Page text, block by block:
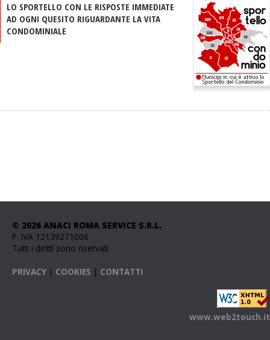
LO SPORTELLO CON LE RISPOSTE IMMEDIATE
AD OGNI QUESITO RIGUARDANTE LA VITA
CONDOMINIALE
© 2026 ANACI ROMA SERVICE S.R.L.
P. IVA 12139271006
Tutti i diritti sono riservati
PRIVACY | COOKIES | CONTATTI
www.web2touch.it